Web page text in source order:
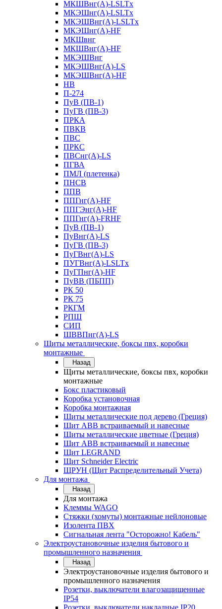
МКШВнг(A)-LSLTx
МКЭШнг(А)-LSLTx
МКЭШВнг(A)-LSLTx
МКЭШнг(А)-HF
МКШвнг
МКШВнг(А)-HF
МКЭШВнг
МКЭШВнг(А)-LS
МКЭШВнг(А)-HF
НВ
П-274
ПуВ (ПВ-1)
ПуГВ (ПВ-3)
ПРКА
ПВКВ
ПВС
ПРКС
ПВСнг(А)-LS
ПГВА
ПМЛ (плетенка)
ПНСВ
ППВ
ППГнг(А)-HF
ППГЭнг(А)-HF
ППГнг(А)-FRHF
ПуВ (ПВ-1)
ПуВнг(А)-LS
ПуГВ (ПВ-3)
ПуГВнг(А)-LS
ПУГВнг(А)-LSLTx
ПуГПнг(А)-HF
ПуВВ (ПБПП)
РК 50
РК 75
РКГМ
РПШ
СИП
ШВВПнг(А)-LS
Щиты металлические, боксы пвх, коробки
монтажные
Назад
Щиты металлические, боксы пвх, коробки
монтажные
Бокс пластиковый
Коробка установочная
Коробка монтажная
Щиты металлические под дерево (Греция)
Щит ABB встраиваемый и навесные
Щиты металлические цветные (Греция)
Щит ABB встраиваемый и навесные
Щит LEGRAND
Щит Schneider Electric
ЩРУН (Щит Распределительный Учета)
Для монтажа
Назад
Для монтажа
Клеммы WAGO
Стяжки (хомуты) монтажные нейлоновые
Изолента ПВХ
Сигнальная лента "Осторожно! Кабель"
Электроустановочные изделия бытового и
промышленного назначения
Назад
Электроустановочные изделия бытового и
промышленного назначения
Розетки, выключатели влагозащищенные
IP54
Розетки, выключатели накладные IP20